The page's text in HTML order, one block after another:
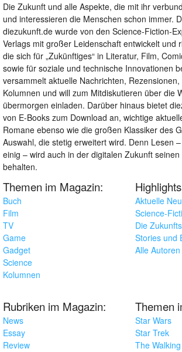
Die Zukunft und alle Aspekte, die mit ihr
und interessieren die Menschen schon immer.
diezukunft.de wurde von den Science-Fiction-
Verlags mit großer Leidenschaft entwickelt und
die sich für „Zukünftiges“ in Literatur, Film,
sowie für soziale und technische Innovationen
versammelt aktuelle Nachrichten,
Kolumnen und will zum Mitdiskutieren über die
übermorgen einladen. Darüber hinaus bietet
von E-Books zum Download an, wichtige
Romane ebenso wie die großen Klassiker des
Auswahl, die stetig erweitert wird. Denn Lesen
einig – wird auch in der digitalen Zukunft
behalten.
Themen im Magazin:
Buch
Film
TV
Game
Gadget
Science
Kolumnen
Aktuelle
Science-
Die
Stories und
Alle
Rubriken im Magazin:
News
Essay
Review
Themen
Star Wars
Star Trek
The